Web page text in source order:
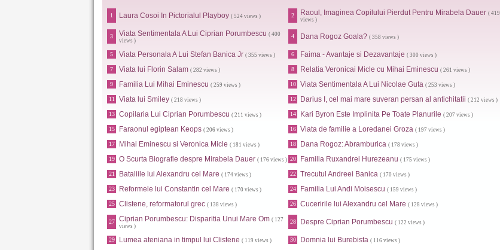
1 Laura Cosoi In Pictorialul Playboy ( 524 views ) 2 Raoul, Imaginea Copilului Pierdut Pentru Mirabela Dauer ( 419
views )
3 Viata Sentimentala A Lui Ciprian Porumbescu ( 400
views )
4 Dana Rogoz Goala? ( 358 views )
5 Viata Personala A Lui Stefan Banica Jr ( 355 views ) 6 Faima - Avantaje si Dezavantaje ( 300 views )
7 Viata lui Florin Salam ( 282 views ) 8 Relatia Veronicai Micle cu Mihai Eminescu ( 261 views )
9 Familia Lui Mihai Eminescu ( 259 views ) 10 Viata Sentimentala A Lui Nicolae Guta ( 253 views )
11 Viata lui Smiley ( 218 views ) 12 Darius I, cel mai mare suveran persan al antichitatii ( 212 views )
13 Copilaria Lui Ciprian Porumbescu ( 211 views ) 14 Kari Byron Este Implinita Pe Toate Planurile ( 207 views )
15 Faraonul egiptean Keops ( 206 views ) 16 Viata de familie a Loredanei Groza ( 197 views )
17 Mihai Eminescu si Veronica Micle ( 181 views ) 18 Dana Rogoz: Abramburica ( 178 views )
19 O Scurta Biografie despre Mirabela Dauer ( 176 views ) 20 Familia Ruxandrei Hurezeanu ( 175 views )
21 Bataliile lui Alexandru cel Mare ( 174 views ) 22 Trecutul Andreei Banica ( 170 views )
23 Reformele lui Constantin cel Mare ( 170 views ) 24 Familia Lui Andi Moisescu ( 159 views )
25 Clistene, reformatorul grec ( 138 views ) 26 Cuceririle lui Alexandru cel Mare ( 128 views )
27 Ciprian Porumbescu: Disparitia Unui Mare Om ( 127
views )
28 Despre Ciprian Porumbescu ( 122 views )
29 Lumea ateniana in timpul lui Clistene ( 119 views ) 30 Domnia lui Burebista ( 116 views )